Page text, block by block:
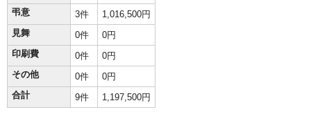
弔意
3件
1,016,500円
見舞
0件
0円
印刷費
0件
0円
その他
0件
0円
合計
9件 1,197,500円